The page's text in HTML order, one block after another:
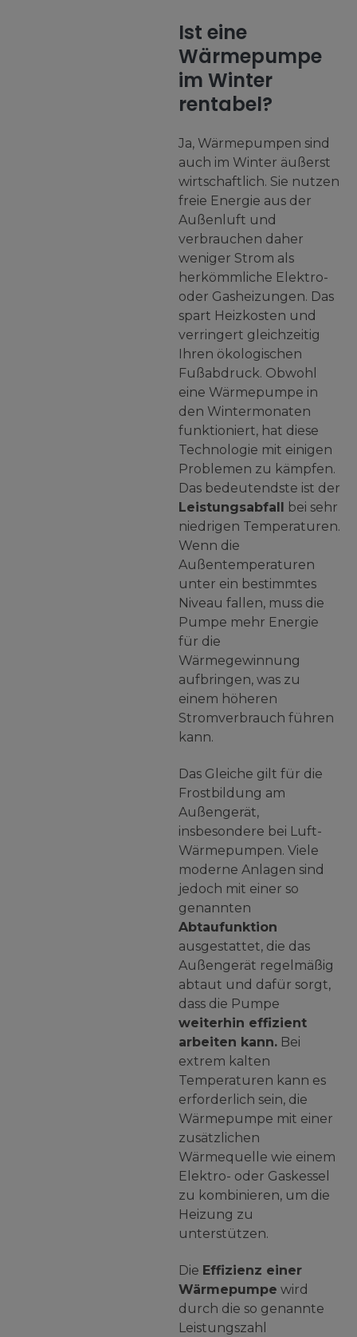
Ist eine
Wärmepumpe
im Winter
rentabel?
Ja, Wärmepumpen sind
auch im Winter äußerst
wirtschaftlich. Sie nutzen
freie Energie aus der
Außenluft und
verbrauchen daher
weniger Strom als
herkömmliche Elektro-
oder Gasheizungen. Das
spart Heizkosten und
verringert gleichzeitig
Ihren ökologischen
Fußabdruck. Obwohl
eine Wärmepumpe in
den Wintermonaten
funktioniert, hat diese
Technologie mit einigen
Problemen zu kämpfen.
Das bedeutendste ist der
Leistungsabfall
bei sehr
niedrigen Temperaturen.
Wenn die
Außentemperaturen
unter ein bestimmtes
Niveau fallen, muss die
Pumpe mehr Energie
für die
Wärmegewinnung
aufbringen, was zu
einem höheren
Stromverbrauch führen
kann.
Das Gleiche gilt für die
Frostbildung am
Außengerät,
insbesondere bei Luft-
Wärmepumpen. Viele
moderne Anlagen sind
jedoch mit einer so
genannten
Abtaufunktion
ausgestattet, die das
Außengerät regelmäßig
abtaut und dafür sorgt,
dass die Pumpe
weiterhin effizient
arbeiten kann. Bei
extrem kalten
Temperaturen kann es
erforderlich sein, die
Wärmepumpe mit einer
zusätzlichen
Wärmequelle wie einem
Elektro- oder Gaskessel
zu kombinieren, um die
Heizung zu
unterstützen.
Die Effizienz einer
Wärmepumpe wird
durch die so genannte
Leistungszahl